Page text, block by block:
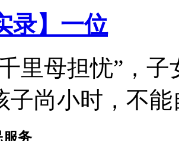
录】一位
里母担忧”，子
子尚小时，不能
服务